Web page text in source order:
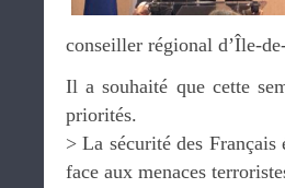
conseiller régional d’Île-
Il a souhaité que cette
priorités.
> La sécurité des Français
face aux menaces